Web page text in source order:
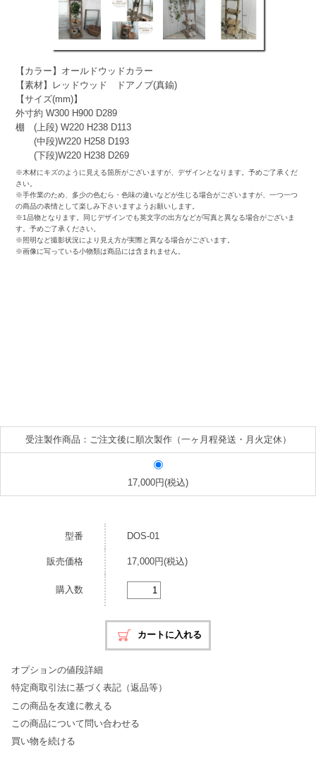
【カラー】オールドウッドカラー
【素材】レッドウッド ドアノブ(真鍮)
【サイズ(mm)】
外寸約 W300 H900 D289
棚 (上段) W220 H238 D113
(中段)W220 H258 D193
(下段)W220 H238 D269
※木材にキズのように見える箇所がございますが、デザインとなります。予めご了承くだ
さい。
※手作業のため、多少の色むら・色味の違いなどが生じる場合がございますが、一つ一つ
の商品の表情として楽しみ下さいますようお願いします。
※1品物となります。同じデザインでも英文字の出方などが写真と異なる場合がございま
す。予めご了承ください。
※照明など撮影状況により見え方が実際と異なる場合がございます。
※画像に写っている小物類は商品には含まれません。
受注製作商品：ご注文後に順次製作（一ヶ月程発送・月火定休）
17,000円(税込)
型番 DOS-01
販売価格 17,000円(税込)
購入数
オプションの値段詳細
特定商取引法に基づく表記（返品等）
この商品を友達に教える
この商品について問い合わせる
買い物を続ける